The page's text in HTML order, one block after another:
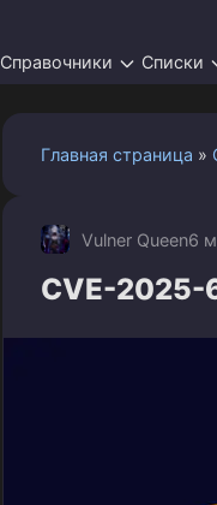
Справочники Списки
Главная страница »
Vulner Queen6
CVE-2025-